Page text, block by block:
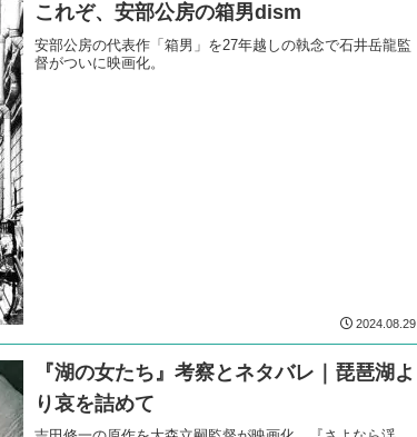
これぞ、安部公房の箱男dism
安部公房の代表作「箱男」を27年越しの執念で石井岳龍監
督がついに映画化。
2024.08.29
『湖の女たち』考察とネタバレ｜琵琶湖よ
り哀を詰めて